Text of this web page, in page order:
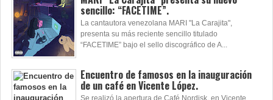
sencillo: “FACETIME”.
La cantautora venezolana MARI "La Carajita",
presenta su más reciente sencillo titulado
“FACETIME” bajo el sello discográfico de A...
Encuentro de famosos en la inauguración
de un café en Vicente López.
Se realizó la apertura de Café Nordisk, en Vicente